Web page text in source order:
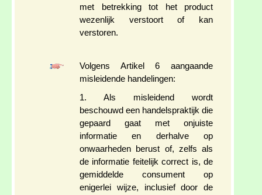
met betrekking tot het product
wezenlijk verstoort of kan
verstoren.
Volgens Artikel 6 aangaande
misleidende handelingen:
1. Als misleidend wordt
beschouwd een handelspraktijk die
gepaard gaat met onjuiste
informatie en derhalve op
onwaarheden berust of, zelfs als
de informatie feitelijk correct is, de
gemiddelde consument op
enigerlei wijze, inclusief door de